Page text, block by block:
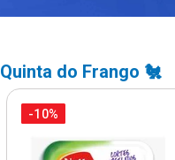
Quinta do Frango 🐔
-10%